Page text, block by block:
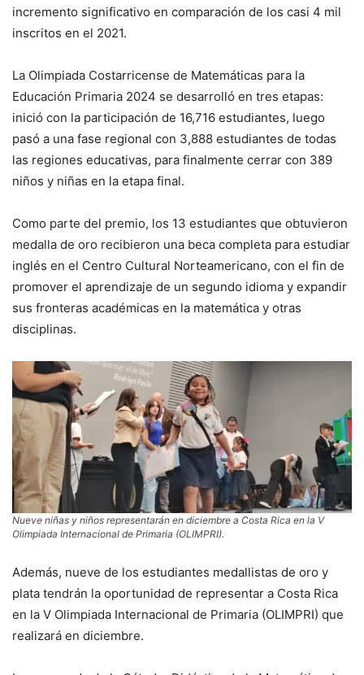
incremento significativo en comparación de los casi 4 mil
inscritos en el 2021.
La Olimpiada Costarricense de Matemáticas para la
Educación Primaria 2024 se desarrolló en tres etapas:
inició con la participación de 16,716 estudiantes, luego
pasó a una fase regional con 3,888 estudiantes de todas
las regiones educativas, para finalmente cerrar con 389
niños y niñas en la etapa final.
Como parte del premio, los 13 estudiantes que obtuvieron
medalla de oro recibieron una beca completa para estudiar
inglés en el Centro Cultural Norteamericano, con el fin de
promover el aprendizaje de un segundo idioma y expandir
sus fronteras académicas en la matemática y otras
disciplinas.
Nueve niñas y niños representarán en diciembre a Costa Rica en la V
Olimpiada Internacional de Primaria (OLIMPRI).
Además, nueve de los estudiantes medallistas de oro y
plata tendrán la oportunidad de representar a Costa Rica
en la V Olimpiada Internacional de Primaria (OLIMPRI) que
realizará en diciembre.